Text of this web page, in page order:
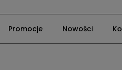
Promocje Nowości